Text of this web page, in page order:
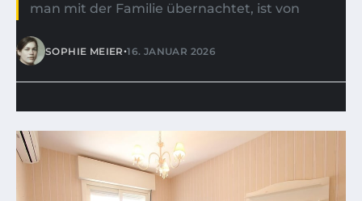
man mit der Familie übernachtet, ist von
SOPHIE MEIER•16. JANUAR 2026